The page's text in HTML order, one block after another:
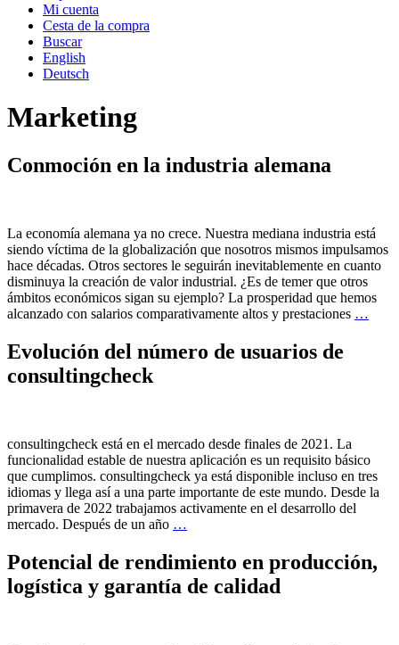
Mi cuenta
Cesta de la compra
Buscar
English
Deutsch
Marketing
Conmoción en la industria alemana
La economía alemana ya no crece. Nuestra mediana industria está
siendo víctima de la globalización que nosotros mismos impulsamos
hace décadas. Otros sectores le seguirán inevitablemente en cuanto
disminuya la creación de valor industrial. ¿Es de temer que otros
ámbitos económicos sigan su ejemplo? La prosperidad que hemos
alcanzado con salarios comparativamente altos y prestaciones …
Evolución del número de usuarios de
consultingcheck
consultingcheck está en el mercado desde finales de 2021. La
funcionalidad estable de nuestra aplicación es un requisito básico
que cumplimos. consultingcheck ya está disponible incluso en tres
idiomas y llega así a una parte importante de este mundo. Desde la
primavera de 2022 trabajamos activamente en el desarrollo del
mercado. Después de un año …
Potencial de rendimiento en producción,
logística y garantía de calidad